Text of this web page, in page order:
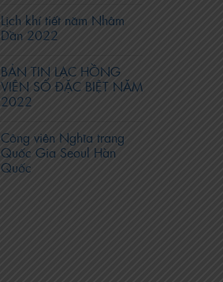
Lịch khí tiết năm Nhâm
Dần 2022
BẢN TIN LẠC HỒNG
VIÊN SỐ ĐẶC BIỆT NĂM
2022
Công viên Nghĩa trang
Quốc Gia Seoul Hàn
Quốc